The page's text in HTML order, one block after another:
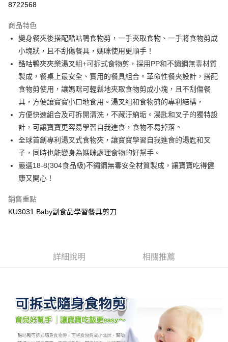
Apple Pay
街口支付
悠遊付
Google Pay
全盈+PAY
AFTEE先享後付
相關說明
【關於「AFTEE先享後付」】
AFTEE先享後付是「在收到商品之後才付款」的支付方式。 讓您購物簡單
１．簡單：不需註冊會員、不需綁卡、不需儲值。
３．安心：先確認商品／服務後，再付款。
【「AFTEE先享後付」結帳流程】
３．收到繳費通知簡訊後14天內，點擊此簡訊中的連結，可透過四大超商／
※ 交易是否成功請以「AFTEE先享後付 」之結帳頁面顯示為準，若有關於
是否繳費成功／繳費後需取消欲退款等相關疑問，請聯繫「AFTEE先享後付
客戶支援中心」
https://netprotections.freshdesk.com/support/home
【注意事項】
ATM付款
全家取貨付款
每筆NT$150，滿NT$799(含以上)免運費
8722568
商品特色
變身餐夾後搭配酷咕鴨食物剪，一手夾取食物、一手將食物剪成
小塊狀，且不刮傷餐具，媽咪使用更順手！
酷咕鴨夾夾樂湯叉組+可拆式食物剪，採用PP和不鏽鋼無毒材質
製成，餐桌上最安全、實用的餐具組合。革命性餐夾設計，搭配
食物剪使用，讓媽咪可輕鬆地夾取食物剪成小塊，且不刮傷餐
具，方便讓寶寶小口地食用。湯叉組和食物剪的專利結構，
方便快速組合及可拆開清洗，不藏汙納垢。湯匙和叉子的獨特設
計，可讓寶寶更容易學習自我進食，食物不易掉落。
全球首創專利湯叉式食物夾，讓寶寶學習自我進食的湯匙和叉
子，同時也能變身為媽咪處理食物的好幫手。
嚴選18-8(304食品級)不鏽鋼無毒安全材質製成，讓寶寶吃得健
康又開心！
銷售重點
KU3031 Baby副食品學習餐具剪刀
詳細說明 相關推薦